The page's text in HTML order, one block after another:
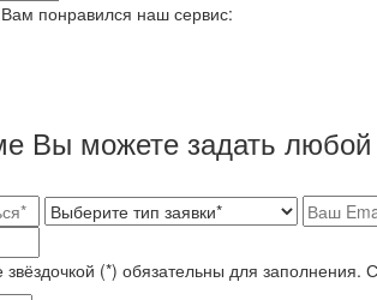
понравился наш сервис:
Вы можете задать любой
(*) обязательны для